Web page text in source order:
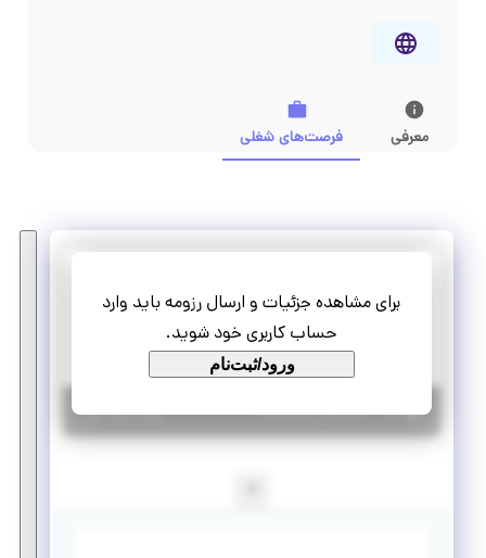
معرفی فرصت‌های شغلی
برای مشاهده جزئیات و ارسال رزومه باید وارد
حساب کاربری خود شوید.
ورود/ثبت‌نام
تمام وقت استخدام
البرز |۳ ماه پیش | منقضی شده جزئیات بیشتر